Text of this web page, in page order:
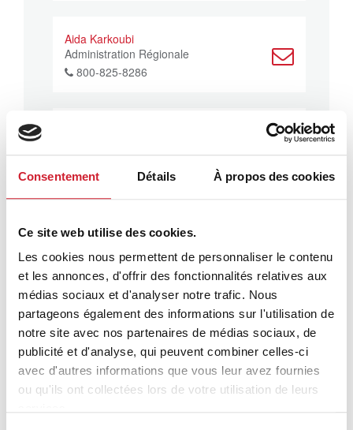
Consentement Détails À propos des cookies
Ce site web utilise des cookies.
Les cookies nous permettent de personnaliser le contenu
et les annonces, d'offrir des fonctionnalités relatives aux
médias sociaux et d'analyser notre trafic. Nous
partageons également des informations sur l'utilisation de
notre site avec nos partenaires de médias sociaux, de
publicité et d'analyse, qui peuvent combiner celles-ci
avec d'autres informations que vous leur avez fournies
ou qu'ils ont collectées lors de votre utilisation de leurs
Aida Karkoubi
Administration Régionale
800-825-8286
Directeur de Zone (DZ)
06 10 21 07 77
Francis BARRIER
Directeur de Zone (DZ)
+33 6 60 88 67 99